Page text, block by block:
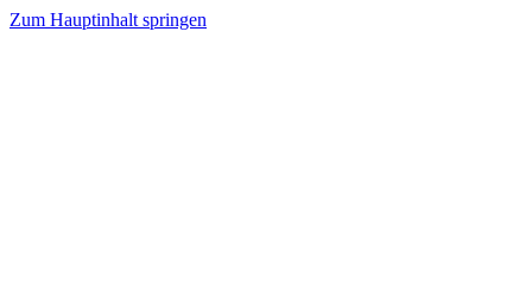
Zum Hauptinhalt springen